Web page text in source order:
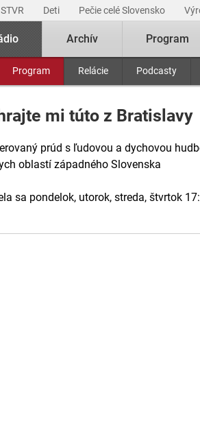
Deti Pečie celé Slovensko
Program Relácie Podcasty
Archív Program
mi túto z Bratislavy
prúd s ľudovou a dychovou
oblastí západného Slovenska
sa pondelok, utorok, streda, štvrtok